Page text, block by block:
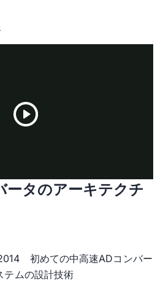
Video
ータのアーキテクチ
初めての中高速ADコンバー
テムの設計技術